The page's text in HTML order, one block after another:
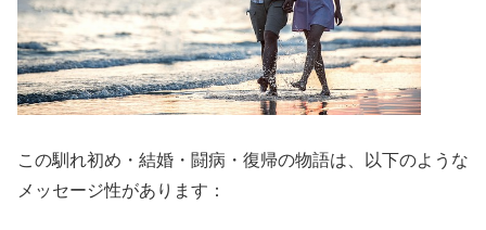
この馴れ初め・結婚・闘病・復帰の物語は、以下のような
メッセージ性があります：